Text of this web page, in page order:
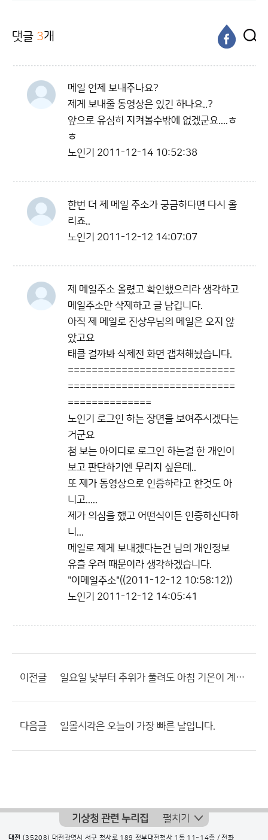
댓글 3개
메일 언제 보내주나요?
제게 보내줄 동영상은 있긴 하나요..?
앞으로 유심히 지켜볼수밖에 없겠군요....ㅎ
ㅎ
노인기 2011-12-14 10:52:38
한번 더 제 메일 주소가 궁금하다면 다시 올
리죠..
노인기 2011-12-12 14:07:07
제 메일주소 올렸고 확인했으리라 생각하고
메일주소만 삭제하고 글 남깁니다.
아직 제 메일로 진상우님의 메일은 오지 않
았고요
태클 걸까봐 삭제전 화면 갭쳐해놨습니다.
============================
============================
==============
노인기 로그인 하는 장면을 보여주시겠다는
거군요
첨 보는 아이디로 로그인 하는걸 한 개인이
보고 판단하기엔 무리지 싶은데..
또 제가 동영상으로 인증하라고 한것도 아
니고.....
제가 의심을 했고 어떤식이든 인증하신다하
니...
메일로 제게 보내겠다는건 님의 개인정보
유츨 우려 때문이라 생각하겠습니다.
"이메일주소"((2011-12-12 10:58:12))
노인기 2011-12-12 14:05:41
이전글 일요일 낮부터 추위가 풀려도 아침 기온이 계속 영하권
다음글 일몰시각은 오늘이 가장 빠른 날입니다.
기상청 관련 누리집 펼치기
대전 (35208) 대전광역시 서구 청사로 189 정부대전청사 1동 11~14층 / 전화